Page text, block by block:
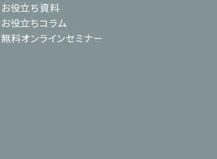
お役立ち資料
お役立ちコラム
無料オンラインセミナー